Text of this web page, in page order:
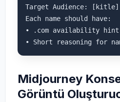
Target Audience: [kitle]
Each name should have:
• .com availability hint
Midjourney
Görüntü